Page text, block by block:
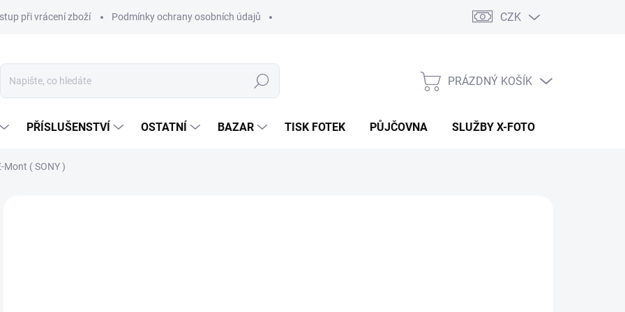
při vrácení zboží Podmínky ochrany osobních údajů CZK
Hledat
NÁKUPNÍ
PRÁZDNÝ KOŠÍK
PŘÍSLUŠENSTVÍ OSTATNÍ BAZAR TISK FOTEK PŮJČOVNA SLUŽBY X-FOTO
( SONY )